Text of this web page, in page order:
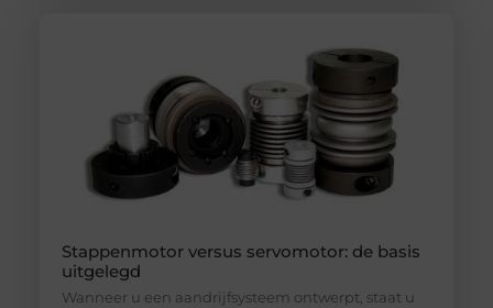
Stappenmotor versus servomotor: de basis
uitgelegd
Wanneer u een aandrijfsysteem ontwerpt, staat u